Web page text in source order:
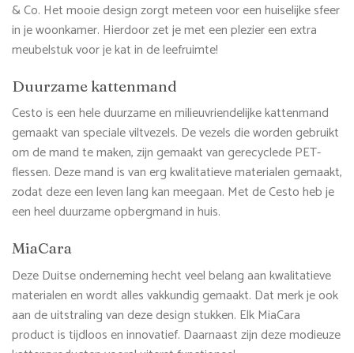
& Co. Het mooie design zorgt meteen voor een huiselijke sfeer
in je woonkamer. Hierdoor zet je met een plezier een extra
meubelstuk voor je kat in de leefruimte!
Duurzame kattenmand
Cesto is een hele duurzame en milieuvriendelijke kattenmand
gemaakt van speciale viltvezels. De vezels die worden gebruikt
om de mand te maken, zijn gemaakt van gerecyclede PET-
flessen. Deze mand is van erg kwalitatieve materialen gemaakt,
zodat deze een leven lang kan meegaan. Met de Cesto heb je
een heel duurzame opbergmand in huis.
MiaCara
Deze Duitse onderneming hecht veel belang aan kwalitatieve
materialen en wordt alles vakkundig gemaakt. Dat merk je ook
aan de uitstraling van deze design stukken. Elk MiaCara
product is tijdloos en innovatief. Daarnaast zijn deze modieuze